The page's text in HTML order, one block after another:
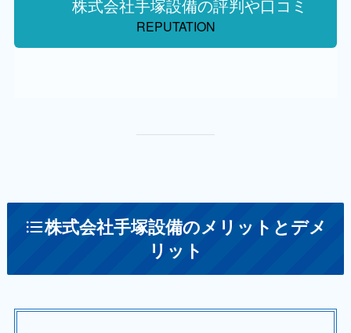
株式会社手塚設備の評判や口コミ
REPUTATION
株式会社手塚設備のメリットとデメ
リット